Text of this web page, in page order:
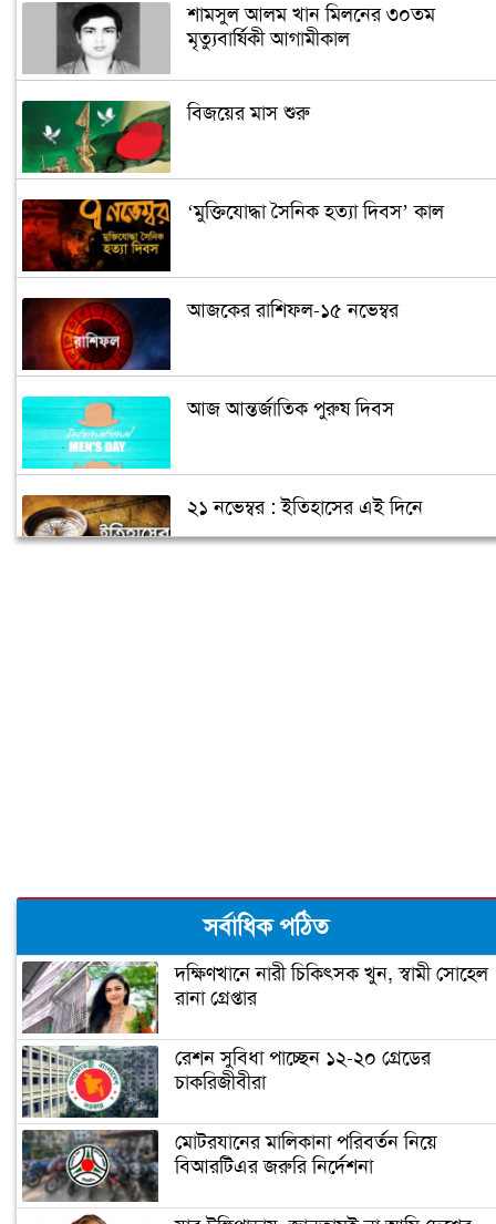
শামসুল আলম খান মিলনের ৩০তম
মৃত্যুবার্ষিকী আগামীকাল
বিজয়ের মাস শুরু
‘মুক্তিযোদ্ধা সৈনিক হত্যা দিবস’ কাল
আজকের রাশিফল-১৫ নভেম্বর
আজ আন্তর্জাতিক পুরুষ দিবস
২১ নভেম্বর : ইতিহাসের এই দিনে
৮ নভেম্বর : ইতিহাসের আজকের এই দিনে
শহীদ নূর হোসেন দিবস আজ
আন্তর্জাতিক হিসাবিজ্ঞান দিবস-২০২০
সর্বাধিক পঠিত
দক্ষিণখানে নারী চিকিৎসক খুন, স্বামী সোহেল
রানা গ্রেপ্তার
রেশন সুবিধা পাচ্ছেন ১২-২০ গ্রেডের
চাকরিজীবীরা
মোটরযানের মালিকানা পরিবর্তন নিয়ে
বিআরটিএর জরুরি নির্দেশনা